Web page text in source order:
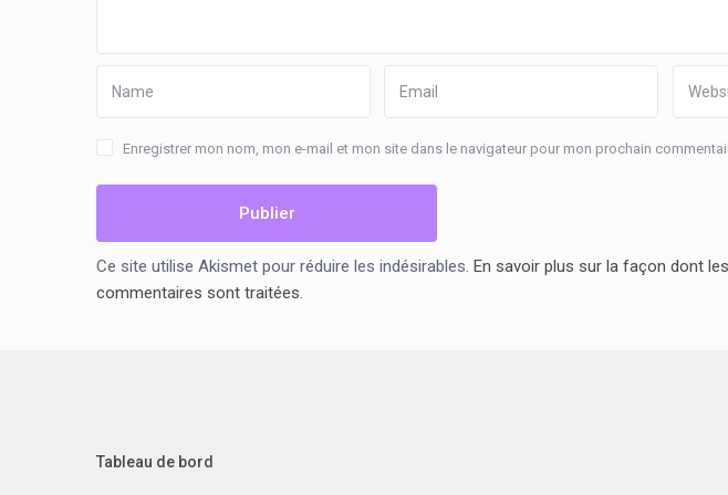
Enregistrer mon nom, mon e-mail et mon site dans le navigateur pour mon prochain
Ce site utilise Akismet pour réduire les indésirables. En savoir plus sur la façon dont
commentaires sont traitées.
Tableau de bord